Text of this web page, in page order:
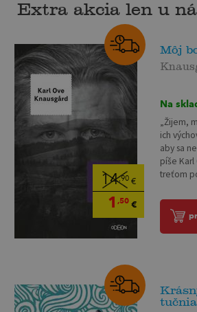
Extra akcia len u
14,90 €
1 ,50 €
Môj
Na
„Žijem,
ich
aby sa
píše Karl
treťom